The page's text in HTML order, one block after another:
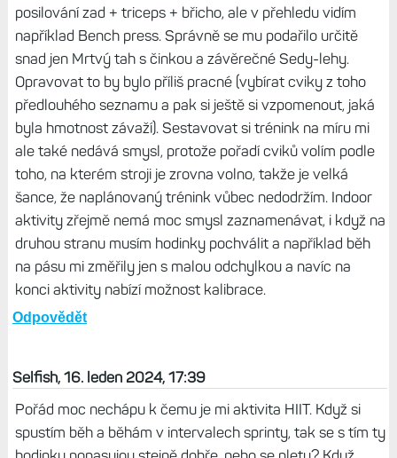
posilování zad + triceps + břicho, ale v přehledu vidím
například Bench press. Správně se mu podařilo určitě
snad jen Mrtvý tah s činkou a závěrečné Sedy-lehy.
Opravovat to by bylo příliš pracné (vybírat cviky z toho
předlouhého seznamu a pak si ještě si vzpomenout, jaká
byla hmotnost závaží). Sestavovat si trénink na míru mi
ale také nedává smysl, protože pořadí cviků volím podle
toho, na kterém stroji je zrovna volno, takže je velká
šance, že naplánovaný trénink vůbec nedodržím. Indoor
aktivity zřejmě nemá moc smysl zaznamenávat, i když na
druhou stranu musím hodinky pochválit a například běh
na pásu mi změřily jen s malou odchylkou a navíc na
konci aktivity nabízí možnost kalibrace.
Odpovědět
Selfish, 16. leden 2024, 17:39
Pořád moc nechápu k čemu je mi aktivita HIIT. Když si
spustím běh a běhám v intervalech sprinty, tak se s tím ty